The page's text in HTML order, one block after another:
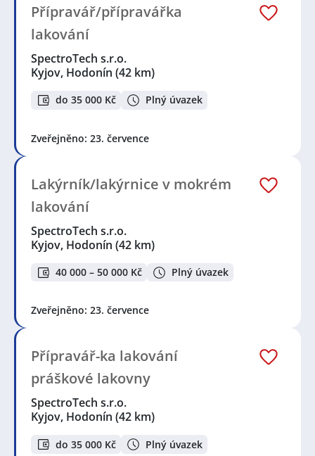
Přípravář/přípravářka
lakování
SpectroTech s.r.o.
Kyjov, Hodonín (42 km)
do 35 000 Kč Plný úvazek
Zveřejněno: 23. července
Lakýrník/lakýrnice v mokrém
lakování
SpectroTech s.r.o.
Kyjov, Hodonín (42 km)
40 000 – 50 000 Kč Plný úvazek
Zveřejněno: 23. července
Přípravář-ka lakování
práškové lakovny
SpectroTech s.r.o.
Kyjov, Hodonín (42 km)
do 35 000 Kč Plný úvazek